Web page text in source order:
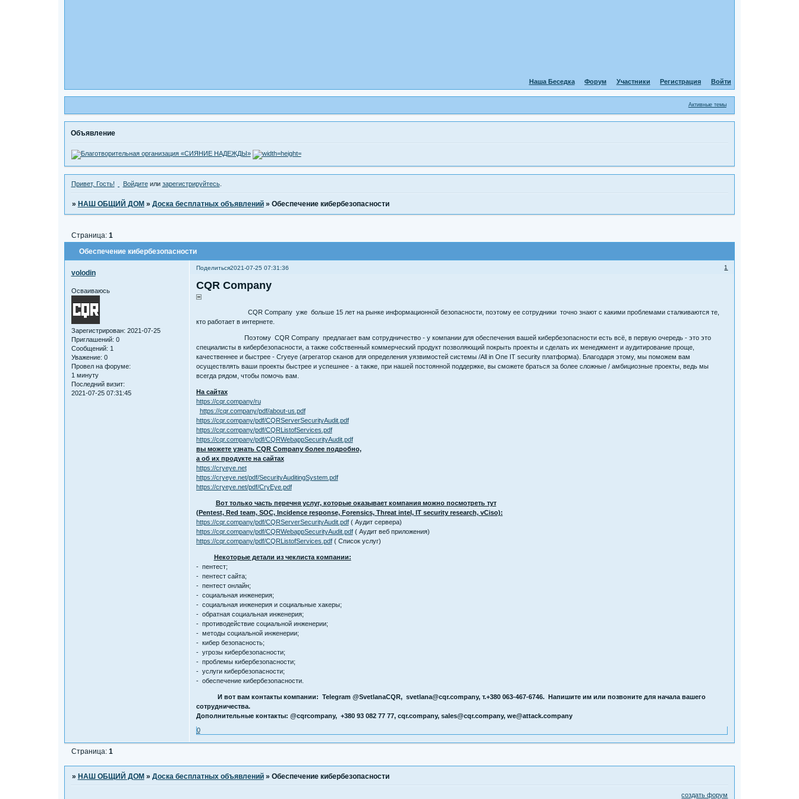
Наша Беседка Форум Участники Регистрация Войти
Активные темы
Объявление
Привет, Гость! Войдитеили зарегистрируйтесь.
» НАШ ОБЩИЙ ДОМ » Доска бесплатных объявлений » Обеспечение кибербезопасности
Обеспечение кибербезопасности
Страница: 1
Поделиться 1
2021-07-25 07:31:36
volodin
Осваиваюсь
Зарегистрирован: 2021-07-25
Приглашений: 0
Сообщений: 1
Уважение: 0
Провел на форуме:
1 минуту
Последний визит:
2021-07-25 07:31:45
CQR Company
CQR Company уже больше 15 лет на рынке информационной безопасности, поэтому ее сотрудники точно знают с какими проблемами сталкиваются те,
кто работает в интернете.
Поэтому CQR Company предлагает вам сотрудничество - у компании для обеспечения вашей кибербезопасности есть всё, в первую очередь - это это
специалисты в кибербезопасности, а также собственный коммерческий продукт позволяющий покрыть проекты и сделать их менеджмент и аудитирование проще,
качественнее и быстрее - Cryeye (агрегатор сканов для определения уязвимостей системы /All in One IT security платформа). Благодаря этому, мы поможем вам
осуществлять ваши проекты быстрее и успешнее - а также, при нашей постоянной поддержке, вы сможете браться за более сложные / амбициозные проекты, ведь мы
всегда рядом, чтобы помочь вам.
На сайтах
https://cqr.company/ru
https://cqr.company/pdf/about-us.pdf
https://cqr.company/pdf/CQRServerSecurityAudit.pdf
https://cqr.company/pdf/CQRListofServices.pdf
https://cqr.company/pdf/CQRWebappSecurityAudit.pdf
вы можете узнать CQR Company более подробно,
а об их продукте на сайтах
https://cryeye.net
https://cryeye.net/pdf/SecurityAuditingSystem.pdf
https://cryeye.net/pdf/CryEye.pdf
Вот только часть перечня услуг, которые оказывает компания можно посмотреть тут
(Pentest, Red team, SOC, Incidence response, Forensics, Threat intel, IT security research, vCiso):
https://cqr.company/pdf/CQRServerSecurityAudit.pdf( Аудит сервера)
https://cqr.company/pdf/CQRWebappSecurityAudit.pdf( Аудит веб приложения)
https://cqr.company/pdf/CQRListofServices.pdf( Список услуг)
Некоторые детали из чеклиста компании:
- пентест;
- пентест сайта;
- пентест онлайн;
- социальная инженерия;
- социальная инженерия и социальные хакеры;
- обратная социальная инженерия;
- противодействие социальной инженерии;
- методы социальной инженерии;
- кибер безопасность;
- угрозы кибербезопасности;
- проблемы кибербезопасности;
- услуги кибербезопасности;
- обеспечение кибербезопасности.
И вот вам контакты компании: Telegram @SvetlanaCQR, svetlana@cqr.company, т.+380 063-467-6746. Напишите им или позвоните для начала вашего
сотрудничества.
Дополнительные контакты: @cqrcompany, +380 93 082 77 77, cqr.company, sales@cqr.company, we@attack.company
0
Страница: 1
» НАШ ОБЩИЙ ДОМ » Доска бесплатных объявлений » Обеспечение кибербезопасности
создать форум